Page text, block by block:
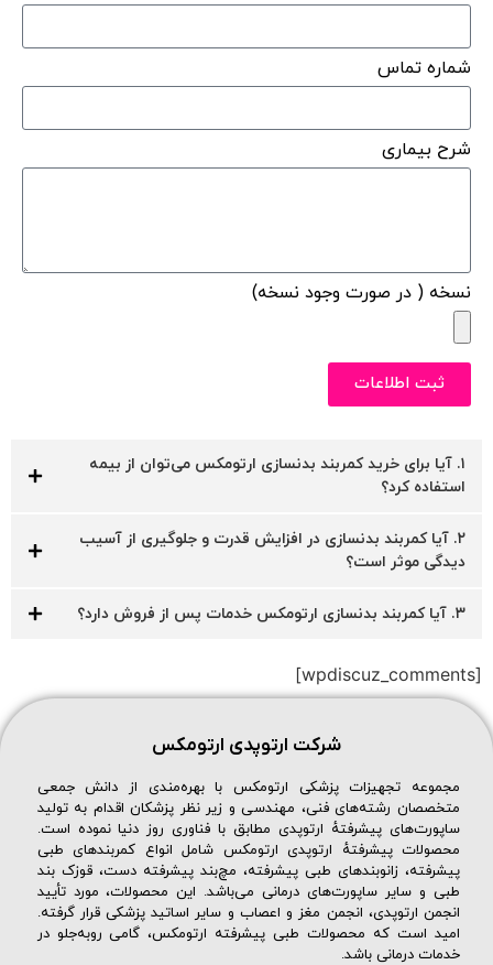
شماره تماس
شرح بیماری
نسخه ( در صورت وجود نسخه)
ثبت اطلاعات
۱. آیا برای خرید کمربند بدنسازی ارتومکس می‌توان از بیمه
استفاده کرد؟
۲. آیا کمربند بدنسازی در افزایش قدرت و جلوگیری از آسیب
دیدگی موثر است؟
۳. آیا کمربند بدنسازی ارتومکس خدمات پس از فروش دارد؟
[wpdiscuz_comments]
شرکت ارتوپدی ارتومکس
مجموعه تجهیزات پزشکی ارتومکس با بهره‌مندی از دانش جمعی
متخصصان رشته‌های فنی، مهندسی و زیر نظر پزشکان اقدام به تولید
ساپورت‌های پیشرفتهٔ ارتوپدی مطابق با فناوری روز دنیا نموده است.
محصولات پیشرفتهٔ ارتوپدی ارتومکس شامل انواع کمربندهای طبی
پیشرفته، زانوبندهای طبی پیشرفته، مچ‌بند پیشرفته دست، قوزک بند
طبی و سایر ساپورت‌های درمانی می‌باشد. این محصولات، مورد تأیید
انجمن ارتوپدی، انجمن مغز و اعصاب و سایر اساتید پزشکی قرار گرفته.
امید است که محصولات طبی پیشرفته ارتومکس، گامی روبه‌جلو در
خدمات درمانی باشد.